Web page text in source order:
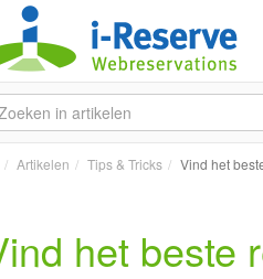
Artikelen Tips & Tricks Vind het
het beste